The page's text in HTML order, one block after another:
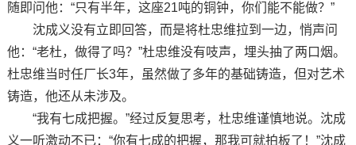
随即问他：“只有半年，这座21吨的铜钟，你们能不能做？”
沈成义没有立即回答，而是将杜忠维拉到一边，悄声问
他：“老杜，做得了吗？”杜忠维没有吱声，埋头抽了两口烟。
杜忠维当时任厂长3年，虽然做了多年的基础铸造，但对艺术
铸造，他还从未涉及。
“我有七成把握。”经过反复思考，杜忠维谨慎地说。沈成
义一听激动不已：“你有七成的把握，那我可就拍板了！”沈成